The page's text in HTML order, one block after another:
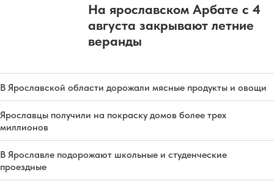
На ярославском Арбате с 4
августа закрывают летние
веранды
В Ярославской области дорожали мясные продукты и овощи
Ярославцы получили на покраску домов более трех
миллионов
В Ярославле подорожают школьные и студенческие
проездные